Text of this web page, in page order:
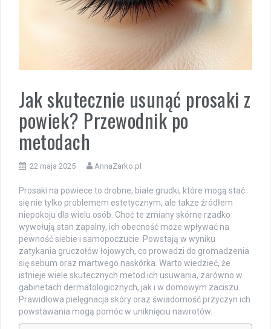
Jak skutecznie usunąć prosaki z
powiek? Przewodnik po
metodach
22 maja 2025 AnnaZarko.pl
Prosaki na powiece to drobne, białe grudki, które mogą stać
się nie tylko problemem estetycznym, ale także źródłem
niepokoju dla wielu osób. Choć te zmiany skórne rzadko
wywołują stan zapalny, ich obecność może wpływać na
pewność siebie i samopoczucie. Powstają w wyniku
zatykania gruczołów łojowych, co prowadzi do gromadzenia
się sebum oraz martwego naskórka. Warto wiedzieć, że
istnieje wiele skutecznych metod ich usuwania, zarówno w
gabinetach dermatologicznych, jak i w domowym zaciszu.
Prawidłowa pielęgnacja skóry oraz świadomość przyczyn ich
powstawania mogą pomóc w uniknięciu nawrotów.